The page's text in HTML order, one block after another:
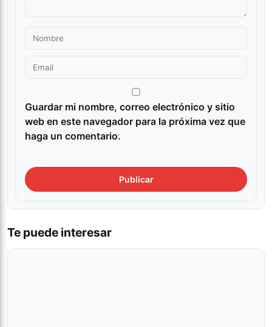
Guardar mi nombre, correo electrónico y sitio
web en este navegador para la próxima vez que
haga un comentario.
Te puede interesar